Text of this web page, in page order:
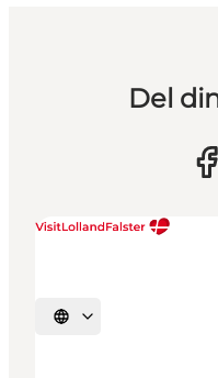
Del
Vælg sprog